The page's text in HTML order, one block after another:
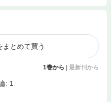
まとめて買う
1巻から 最新刊から
: 1